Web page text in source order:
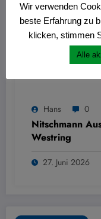
Hans 0
Nitschmann
Westring
27. Juni 2026
Wir verwenden
beste Erfahrung zu
klicken, stimmen
Alle